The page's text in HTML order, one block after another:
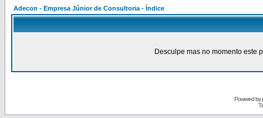
Adecon - Empresa Júnior de Consultoria - Índice
Desculpe mas no momento este
Powered by